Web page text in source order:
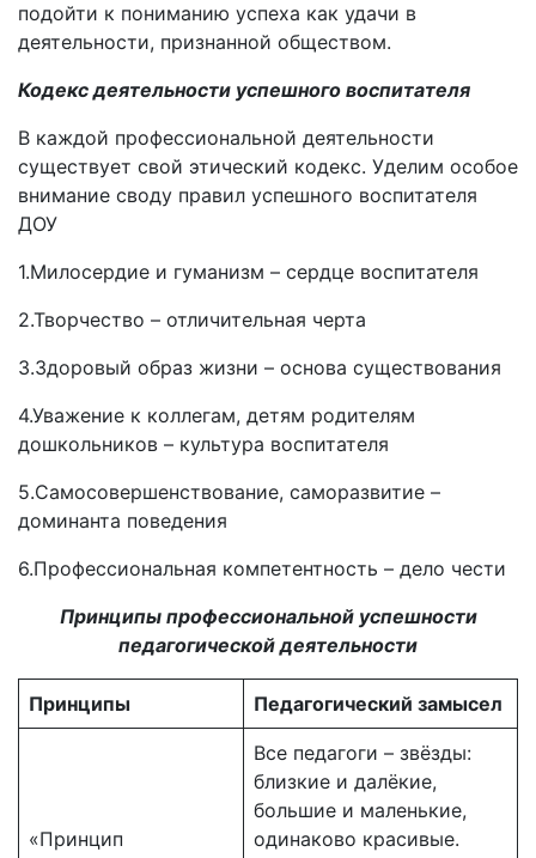
подойти к пониманию успеха как удачи в
деятельности, признанной обществом.
Кодекс деятельности успешного воспитателя
В каждой профессиональной деятельности
существует свой этический кодекс. Уделим особое
внимание своду правил успешного воспитателя
ДОУ
1.Милосердие и гуманизм – сердце воспитателя
2.Творчество – отличительная черта
3.Здоровый образ жизни – основа существования
4.Уважение к коллегам, детям родителям
дошкольников – культура воспитателя
5.Самосовершенствование, саморазвитие –
доминанта поведения
6.Профессиональная компетентность – дело чести
Принципы профессиональной успешности
педагогической деятельности
Принципы Педагогический замысел
«Принцип
Все педагоги – звёзды:
близкие и далёкие,
большие и маленькие,
одинаково красивые.